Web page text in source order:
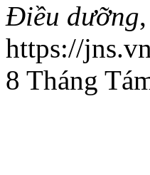
Điều dưỡng
https://
8 Tháng